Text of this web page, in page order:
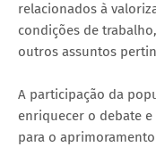
relacionados à
condições de
outros assuntos
A participação da
enriquecer o debate
para o